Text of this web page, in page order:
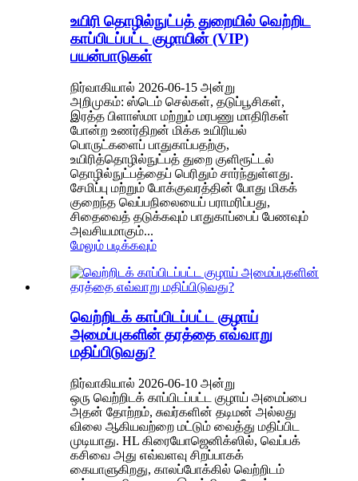
உயிரி தொழில்நுட்பத் துறையில் வெற்றிட
காப்பிடப்பட்ட குழாயின் (VIP)
பயன்பாடுகள்
நிர்வாகியால் 2026-06-15 அன்று
அறிமுகம்: ஸ்டெம் செல்கள், தடுப்பூசிகள்,
இரத்த பிளாஸ்மா மற்றும் மரபணு மாதிரிகள்
போன்ற உணர்திறன் மிக்க உயிரியல்
பொருட்களைப் பாதுகாப்பதற்கு,
உயிரித்தொழில்நுட்பத் துறை குளிரூட்டல்
தொழில்நுட்பத்தைப் பெரிதும் சார்ந்துள்ளது.
சேமிப்பு மற்றும் போக்குவரத்தின் போது மிகக்
குறைந்த வெப்பநிலையைப் பராமரிப்பது,
சிதைவைத் தடுக்கவும் பாதுகாப்பைப் பேணவும்
அவசியமாகும்...
மேலும் படிக்கவும்
வெற்றிடக் காப்பிடப்பட்ட குழாய்
அமைப்புகளின் தரத்தை எவ்வாறு
மதிப்பிடுவது?
நிர்வாகியால் 2026-06-10 அன்று
ஒரு வெற்றிடக் காப்பிடப்பட்ட குழாய் அமைப்பை
அதன் தோற்றம், சுவர்களின் தடிமன் அல்லது
விலை ஆகியவற்றை மட்டும் வைத்து மதிப்பிட
முடியாது. HL கிரையோஜெனிக்ஸில், வெப்பக்
கசிவை அது எவ்வளவு சிறப்பாகக்
கையாளுகிறது, காலப்போக்கில் வெற்றிடம்